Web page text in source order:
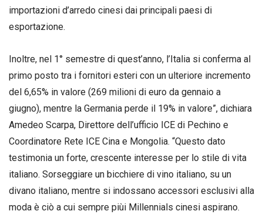
importazioni d’arredo cinesi dai principali paesi di
esportazione.
Inoltre, nel 1° semestre di quest’anno, l’Italia si conferma al
primo posto tra i fornitori esteri con un ulteriore incremento
del 6,65% in valore (269 milioni di euro da gennaio a
giugno), mentre la Germania perde il 19% in valore”, dichiara
Amedeo Scarpa, Direttore dell’ufficio ICE di Pechino e
Coordinatore Rete ICE Cina e Mongolia. “Questo dato
testimonia un forte, crescente interesse per lo stile di vita
italiano. Sorseggiare un bicchiere di vino italiano, su un
divano italiano, mentre si indossano accessori esclusivi alla
moda è ciò a cui sempre piùi Millennials cinesi aspirano.